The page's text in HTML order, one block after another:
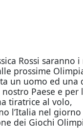
Rossi saranno
prossime
un uomo ed una
Paese e per
tiratrice al volo,
l’Italia nel giorno
dei Giochi